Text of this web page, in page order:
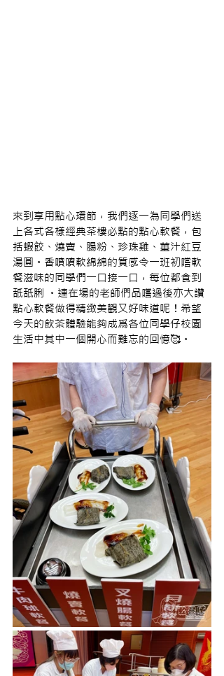
來到享用點心環節，我們逐一為同學們送
上各式各樣經典茶樓必點的點心軟餐，包
括蝦餃、燒賣、腸粉、珍珠雞、薑汁紅豆
湯圓。香噴噴軟綿綿的質感令一班初嚐軟
餐滋味的同學們一口接一口，每位都食到
舐舐脷 。連在場的老師們品嚐過後亦大讚
點心軟餐做得精緻美觀又好味道呢！希望
今天的飲茶體驗能夠成爲各位同學仔校園
生活中其中一個開心而難忘的回憶🥰。